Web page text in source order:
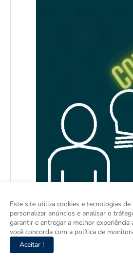
Este site utiliza cookies e tecnologias
personalizar anúncios e analisar o
garantir e entregar a melhor experiência
você concorda com a política de
Aceitar !